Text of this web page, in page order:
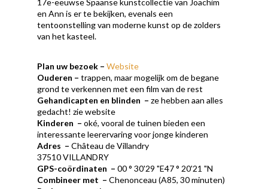
17e-eeuwse Spaanse kunstcollectie van Joachim
en Ann is er te bekijken, evenals een
tentoonstelling van moderne kunst op de zolders
van het kasteel.
Plan uw bezoek –Website
Ouderen – trappen, maar mogelijk om de begane
grond te verkennen met een film van de rest
Gehandicapten en blinden – ze hebben aan alles
gedacht! zie website
Kinderen – oké, vooral de tuinen bieden een
interessante leerervaring voor jonge kinderen
Adres – Château de Villandry
37510 VILLANDRY
GPS-coördinaten – 00 ° 30'29 "E47 ° 20'21 "N
Combineer met – Chenonceau (A85, 30 minuten)